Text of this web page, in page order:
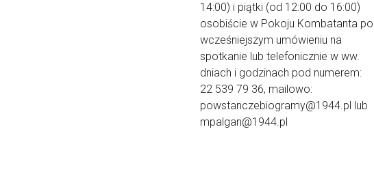
14:00) i piątki (od 12:00 do 16:00)
osobiście w Pokoju Kombatanta po
wcześniejszym umówieniu na
spotkanie lub telefonicznie w ww.
dniach i godzinach pod numerem:
22 539 79 36, mailowo:
powstanczebiogramy@1944.pl lub
mpalgan@1944.pl